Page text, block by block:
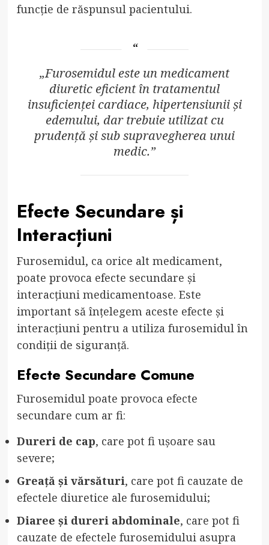
funcție de răspunsul pacientului.
„Furosemidul este un medicament
diuretic eficient în tratamentul
insuficienței cardiace, hipertensiunii și
edemului, dar trebuie utilizat cu
prudență și sub supravegherea unui
medic.”
Efecte Secundare și
Interacțiuni
Furosemidul, ca orice alt medicament,
poate provoca efecte secundare și
interacțiuni medicamentoase. Este
important să înțelegem aceste efecte și
interacțiuni pentru a utiliza furosemidul în
condiții de siguranță.
Efecte Secundare Comune
Furosemidul poate provoca efecte
secundare cum ar fi:
Dureri de cap, care pot fi ușoare sau
severe;
Greață și vărsături, care pot fi cauzate de
efectele diuretice ale furosemidului;
Diaree și dureri abdominale, care pot fi
cauzate de efectele furosemidului asupra